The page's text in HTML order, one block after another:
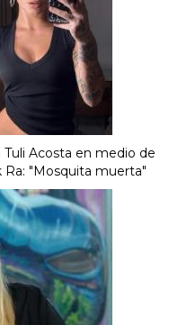
Acosta en medio de
"Mosquita muerta"